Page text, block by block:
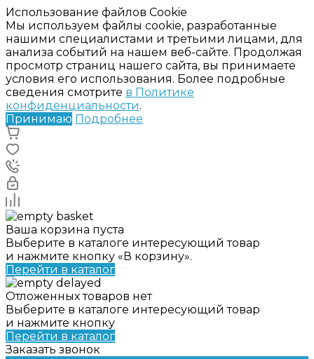
Использование файлов Cookie
Мы используем файлы cookie, разработанные
нашими специалистами и третьими лицами, для
анализа событий на нашем веб-сайте. Продолжая
просмотр страниц нашего сайта, вы принимаете
условия его использования. Более подробные
сведения смотрите в Политике
конфиденциальности.
Принимаю Подробнее
Ваша корзина пуста
Выберите в каталоге интересующий товар
и нажмите кнопку «В корзину».
Перейти в каталог
Отложенных товаров нет
Выберите в каталоге интересующий товар
и нажмите кнопку
Перейти в каталог
Заказать звонок